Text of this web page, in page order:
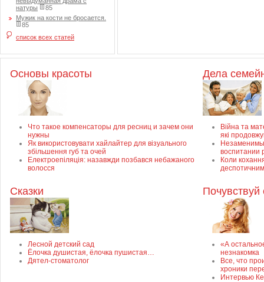
натуры
85
Мужик на кости не бросается.
85
список всех статей
Основы красоты
Что такое компенсаторы для ресниц и зачем они
нужны
Як використовувати хайлайтер для візуального
збільшення губ та очей
Електроепіляція: назавжди позбався небажаного
волосся
Дела
Війна та
які
воспитании
Коли
Сказки
Лесной детский сад
Ёлочка душистая, ёлочка пушистая…
Дятел-стоматолог
Почувствуй
«А
незнакомка
Все, что
хроники
Интервью